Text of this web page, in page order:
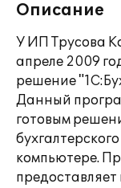
Описание
У ИП Трусова
апреле 2009
решение
Данный
готовым
компьютере.